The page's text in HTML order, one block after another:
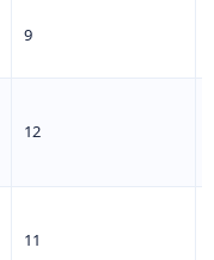
9
12
11